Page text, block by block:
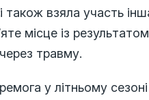
взяла участь
місце із
травму.
у літньому